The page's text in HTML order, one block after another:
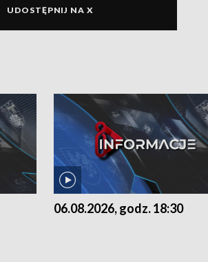
UDOSTĘPNIJ NA X
06.08.2026, godz. 18:30